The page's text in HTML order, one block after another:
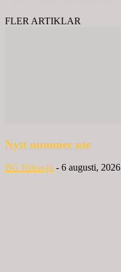
FLER ARTIKLAR
Nytt nummer ute
BG Nilensjö - 6 augusti, 2026